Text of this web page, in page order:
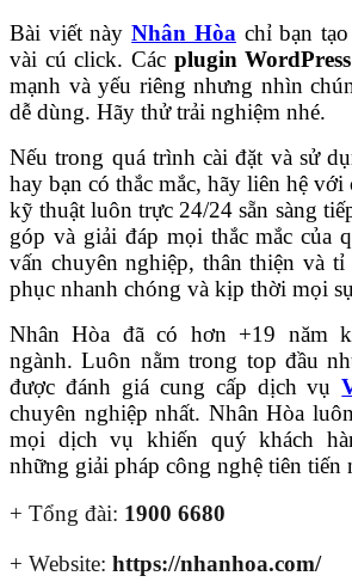
Bài viết nàyNhân Hòa chỉ bạn
vài cú click. Các plugin
mạnh và yếu riêng nhưng nhìn
dễ dùng. Hãy thử trải nghiệm nhé.
Nếu trong quá trình cài đặt và sử
hay bạn có thắc mắc, hãy liên hệ
kỹ thuật luôn trực 24/24 sẵn sàng
góp và giải đáp mọi thắc mắc của
vấn chuyên nghiệp, thân thiện và tỉ
phục nhanh chóng và kịp thời mọi
Nhân Hòa đã có hơn +19 năm
ngành. Luôn nằm trong top đầu
được đánh giá cung cấp dịch vụ
chuyên nghiệp nhất. Nhân Hòa
mọi dịch vụ khiến quý khách
những giải pháp công nghệ tiên tiến
+ Tổng đài: 1900 6680
+ Website: https://nhanhoa.com/